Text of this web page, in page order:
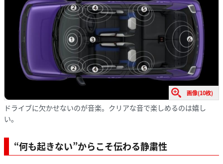
画像(10枚)
ドライブに欠かせないのが音楽。クリアな音で楽しめるのは嬉し
い。
“何も起きない”からこそ伝わる静粛性